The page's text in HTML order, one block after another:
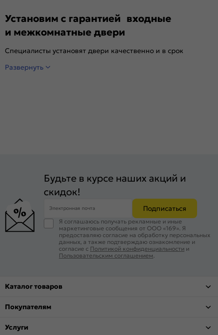
Установим с гарантией входные
и межкомнатные двери
Специалисты установят двери качественно и в срок
Развернуть
Будьте в курсе наших акций и
скидок!
Электронная почта Подписаться
Я соглашаюсь получать рекламные и иные
маркетинговые сообщения от ООО «169». Я
предоставляю согласие на обработку персональных
данных, а также подтверждаю ознакомление и
согласие с Политикой конфиденциальности и
Пользовательским соглашением.
Каталог товаров
Покупателям
Услуги